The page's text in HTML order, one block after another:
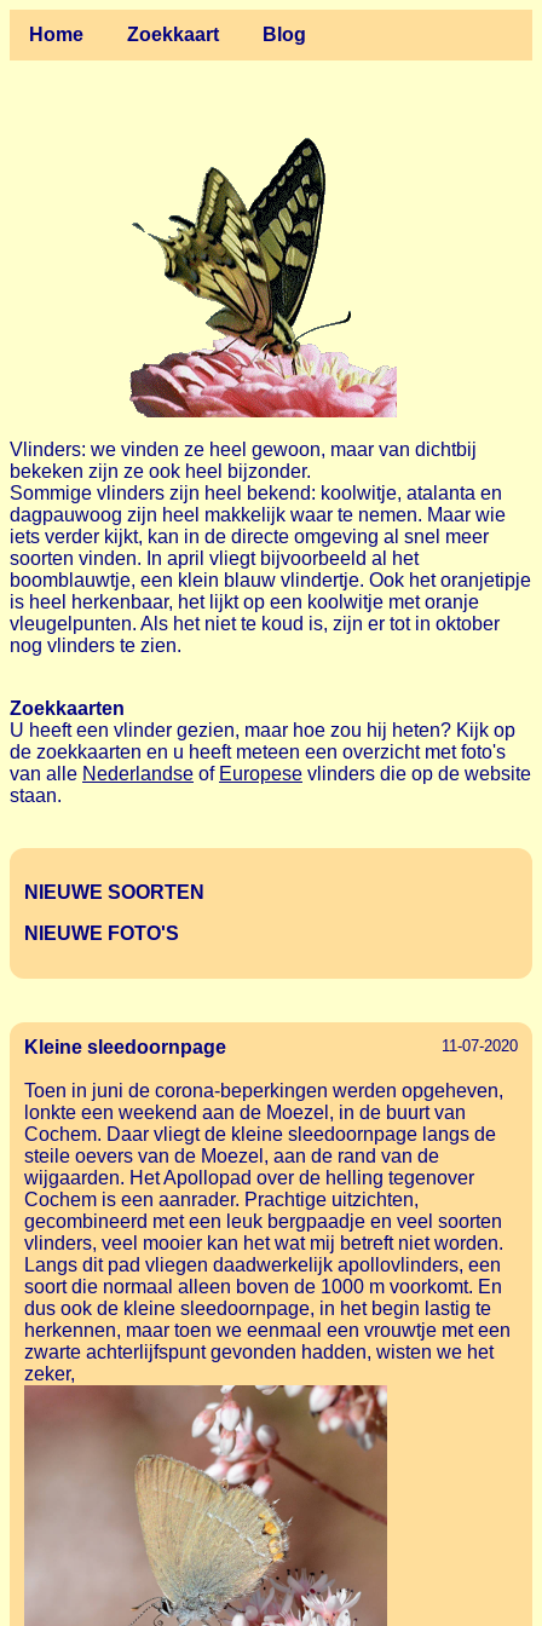
Home Zoekkaart Blog
Vlinders: we vinden ze heel gewoon, maar van dichtbij
bekeken zijn ze ook heel bijzonder.
Sommige vlinders zijn heel bekend: koolwitje, atalanta en
dagpauwoog zijn heel makkelijk waar te nemen. Maar wie
iets verder kijkt, kan in de directe omgeving al snel meer
soorten vinden. In april vliegt bijvoorbeeld al het
boomblauwtje, een klein blauw vlindertje. Ook het oranjetipje
is heel herkenbaar, het lijkt op een koolwitje met oranje
vleugelpunten. Als het niet te koud is, zijn er tot in oktober
nog vlinders te zien.
Zoekkaarten
U heeft een vlinder gezien, maar hoe zou hij heten? Kijk op
de zoekkaarten en u heeft meteen een overzicht met foto's
van alle Nederlandse of Europese vlinders die op de website
staan.
NIEUWE SOORTEN
NIEUWE FOTO'S
Kleine sleedoornpage 11-07-2020
Toen in juni de corona-beperkingen werden opgeheven,
lonkte een weekend aan de Moezel, in de buurt van
Cochem. Daar vliegt de kleine sleedoornpage langs de
steile oevers van de Moezel, aan de rand van de
wijgaarden. Het Apollopad over de helling tegenover
Cochem is een aanrader. Prachtige uitzichten,
gecombineerd met een leuk bergpaadje en veel soorten
vlinders, veel mooier kan het wat mij betreft niet worden.
Langs dit pad vliegen daadwerkelijk apollovlinders, een
soort die normaal alleen boven de 1000 m voorkomt. En
dus ook de kleine sleedoornpage, in het begin lastig te
herkennen, maar toen we eenmaal een vrouwtje met een
zwarte achterlijfspunt gevonden hadden, wisten we het
zeker,